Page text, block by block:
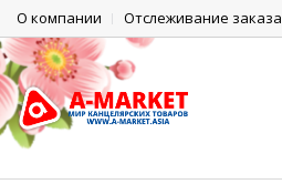
О компании Отслеживание заказа